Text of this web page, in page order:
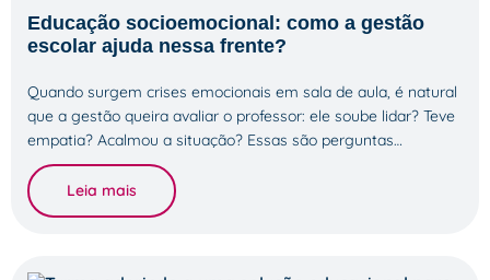
Educação socioemocional: como a gestão
escolar ajuda nessa frente?
Quando surgem crises emocionais em sala de aula, é natural
que a gestão queira avaliar o professor: ele soube lidar? Teve
empatia? Acalmou a situação? Essas são perguntas…
Leia mais